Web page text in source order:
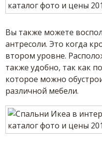
Вы также можете
антресоли. Это когда
втором уровне.
также удобно, так как
которое можно
различной мебели.